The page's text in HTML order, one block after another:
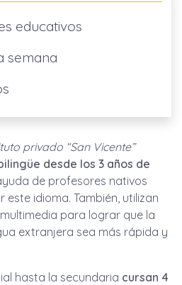
educativos
semana
privado “San Vicente”
desde los 3 años de
de profesores nativos
idioma. También, utilizan
para lograr que la
extranjera sea más rápida y
hasta la secundaria cursan 4